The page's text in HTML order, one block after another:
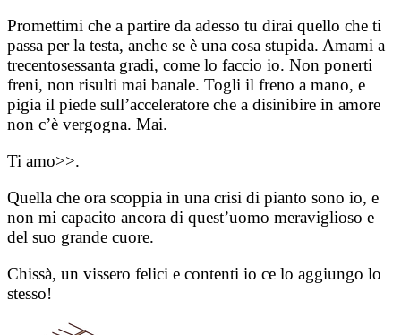
Promettimi che a partire da adesso tu dirai quello che ti
passa per la testa, anche se è una cosa stupida. Amami a
trecentosessanta gradi, come lo faccio io. Non ponerti
freni, non risulti mai banale. Togli il freno a mano, e
pigia il piede sull’acceleratore che a disinibire in amore
non c’è vergogna. Mai.
Ti amo>>.
Quella che ora scoppia in una crisi di pianto sono io, e
non mi capacito ancora di quest’uomo meraviglioso e
del suo grande cuore.
Chissà, un vissero felici e contenti io ce lo aggiungo lo
stesso!